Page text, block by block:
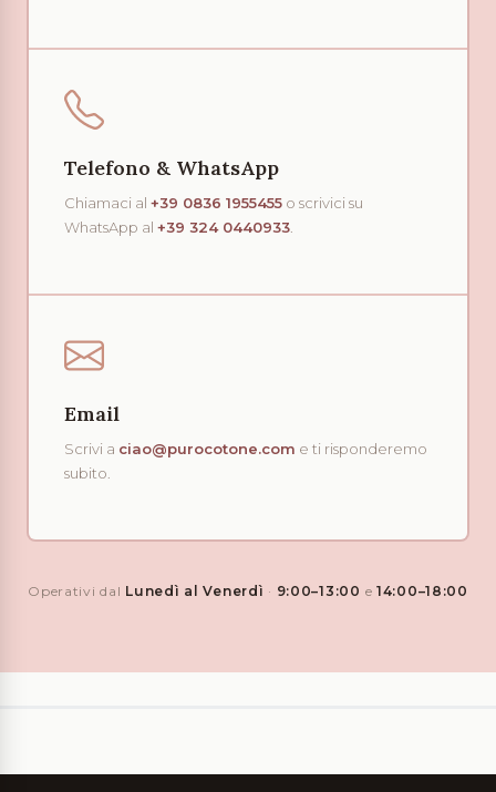
Telefono & WhatsApp
Chiamaci al +39 0836 1955455 o scrivici su
WhatsApp al +39 324 0440933
Email
Scrivi a ciao@purocotone.com e ti risponderemo
subito.
Operativi dal Lunedì al Venerdì · 9:00–13:00 e 14:00–18:00